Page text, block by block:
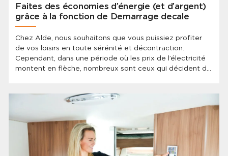
Faites des économies d’énergie (et d’argent)
grâce à la fonction de Demarrage decale
Chez Alde, nous souhaitons que vous puissiez profiter
de vos loisirs en toute sérénité et décontraction.
Cependant, dans une période où les prix de l’électricité
montent en flèche, nombreux sont ceux qui décident de
retrouver un véhicule non chauffé après une absence.
Chez Alde, nous avons la solution ! Et le meilleur dans
tout cela ? C’est une solution que vous avez déjà!